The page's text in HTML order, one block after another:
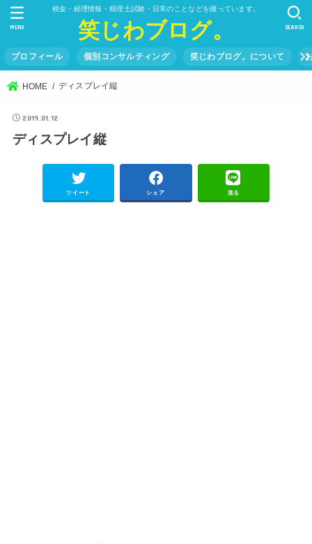
税金・経理情報・税理士試験・日常のことなどを綴っています。
笑じわブログ。
プロフィール 個別コンサルティング 笑じわブログ。について
SEARCH
MENU
HOME ディスプレイ縦
2019.01.12
ディスプレイ縦
ツイート シェア 送る